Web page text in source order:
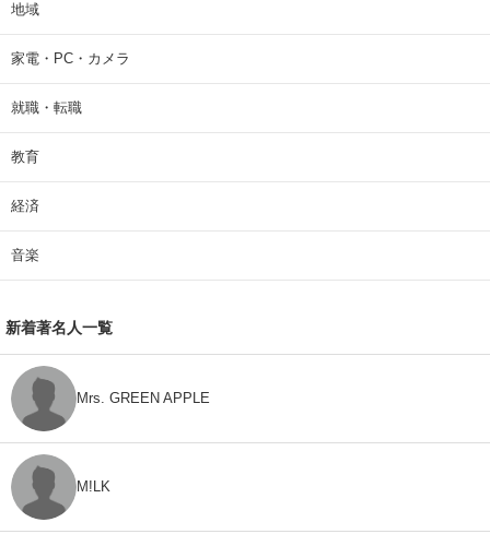
地域
家電・PC・カメラ
就職・転職
教育
経済
音楽
新着著名人一覧
Mrs. GREEN APPLE
M!LK